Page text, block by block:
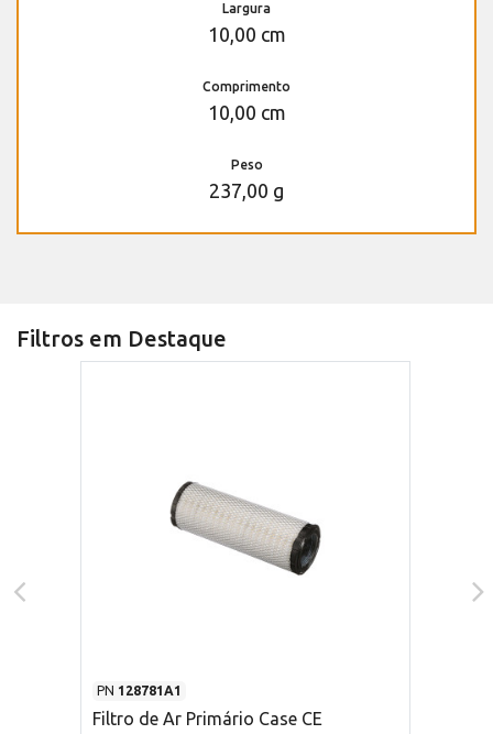
Largura
10,00 cm
Comprimento
10,00 cm
Peso
237,00 g
Filtros em Destaque
PN 128781A1
Filtro de Ar Primário Case CE